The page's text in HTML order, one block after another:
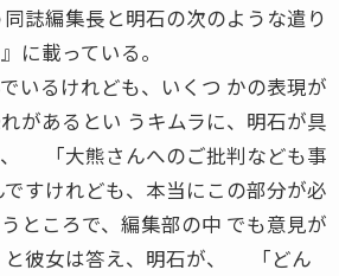
誌編集長と明石の次のような遣り
に載っている。
いるけれども、いくつ かの表現が
があるとい うキムラに、明石が具
「大熊さんへのご批判なども事
すけれども、本当にこの部分が必
ところで、編集部の中 でも意見が
彼女は答え、明石が、 「どん